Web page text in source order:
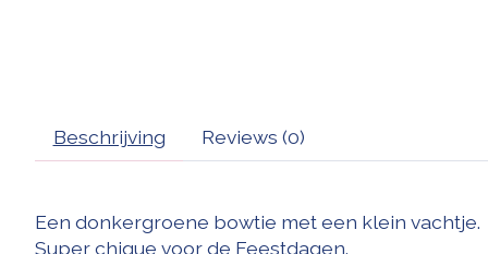
Beschrijving Reviews (0)
Een donkergroene bowtie met een klein vachtje.
Super chique voor de Feestdagen.